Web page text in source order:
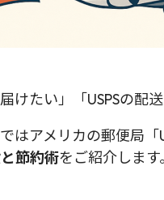
けたい」「USPSの配
はアメリカの郵便局
節約術をご紹介します。